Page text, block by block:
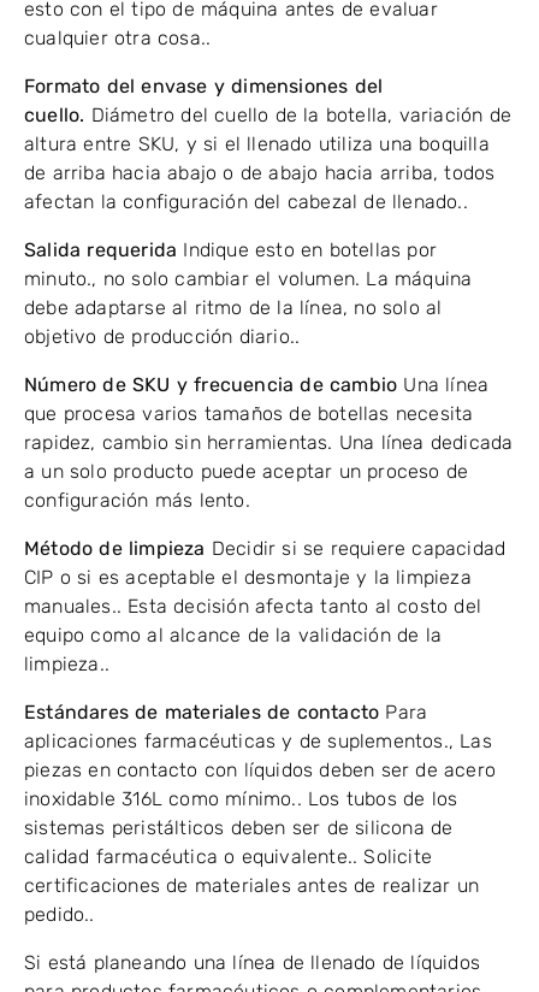
esto con el tipo de máquina antes de evaluar
cualquier otra cosa..
Formato del envase y dimensiones del
cuello. Diámetro del cuello de la botella, variación de
altura entre SKU, y si el llenado utiliza una boquilla
de arriba hacia abajo o de abajo hacia arriba, todos
afectan la configuración del cabezal de llenado..
Salida requerida Indique esto en botellas por
minuto., no solo cambiar el volumen. La máquina
debe adaptarse al ritmo de la línea, no solo al
objetivo de producción diario..
Número de SKU y frecuencia de cambio Una línea
que procesa varios tamaños de botellas necesita
rapidez, cambio sin herramientas. Una línea dedicada
a un solo producto puede aceptar un proceso de
configuración más lento.
Método de limpieza Decidir si se requiere capacidad
CIP o si es aceptable el desmontaje y la limpieza
manuales.. Esta decisión afecta tanto al costo del
equipo como al alcance de la validación de la
limpieza..
Estándares de materiales de contacto Para
aplicaciones farmacéuticas y de suplementos., Las
piezas en contacto con líquidos deben ser de acero
inoxidable 316L como mínimo.. Los tubos de los
sistemas peristálticos deben ser de silicona de
calidad farmacéutica o equivalente.. Solicite
certificaciones de materiales antes de realizar un
pedido..
Si está planeando una línea de llenado de líquidos